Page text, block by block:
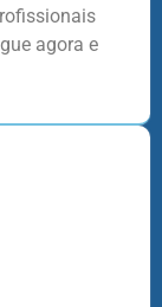
agora e